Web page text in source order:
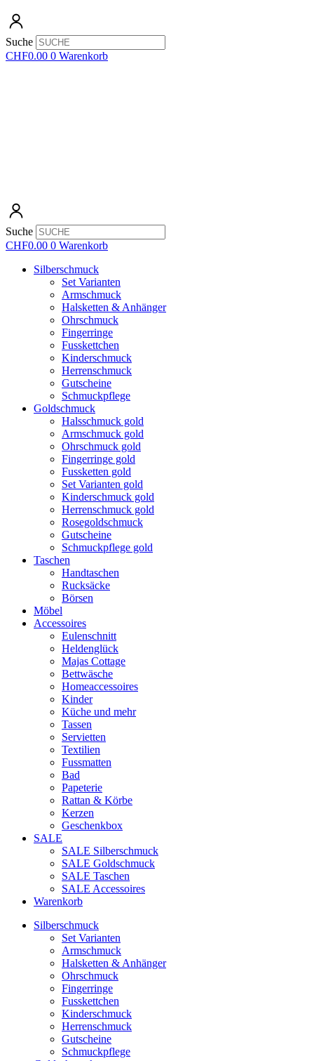
Suche
CHF0.00 0 Warenkorb
Suche
CHF0.00 0 Warenkorb
Silberschmuck
Set Varianten
Armschmuck
Halsketten & Anhänger
Ohrschmuck
Fingerringe
Fusskettchen
Kinderschmuck
Herrenschmuck
Gutscheine
Schmuckpflege
Goldschmuck
Halsschmuck gold
Armschmuck gold
Ohrschmuck gold
Fingerringe gold
Fussketten gold
Set Varianten gold
Kinderschmuck gold
Herrenschmuck gold
Rosegoldschmuck
Gutscheine
Schmuckpflege gold
Taschen
Handtaschen
Rucksäcke
Börsen
Möbel
Accessoires
Eulenschnitt
Heldenglück
Majas Cottage
Bettwäsche
Homeaccessoires
Kinder
Küche und mehr
Tassen
Servietten
Textilien
Fussmatten
Bad
Papeterie
Rattan & Körbe
Kerzen
Geschenkbox
SALE
SALE Silberschmuck
SALE Goldschmuck
SALE Taschen
SALE Accessoires
Warenkorb
Silberschmuck
Set Varianten
Armschmuck
Halsketten & Anhänger
Ohrschmuck
Fingerringe
Fusskettchen
Kinderschmuck
Herrenschmuck
Gutscheine
Schmuckpflege